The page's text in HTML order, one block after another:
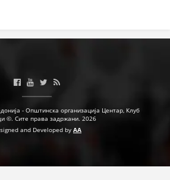
ПРИРАЧНИЦИ
ИНФОРМАТИВНИ МАТЕРИЈАЛИ
ПОСТЕРИ
- Општинска организација Центар, Клуб
©. Сите права задржани. 2026
and Developed by AA